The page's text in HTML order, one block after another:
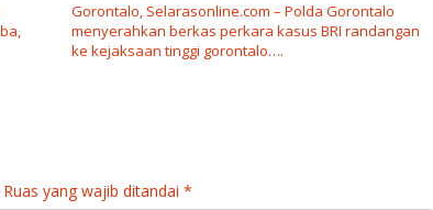
Gorontalo, Selarasonline.com – Polda Gorontalo
menyerahkan berkas perkara kasus BRI randangan
ke kejaksaan tinggi gorontalo….
Ruas yang wajib ditandai *